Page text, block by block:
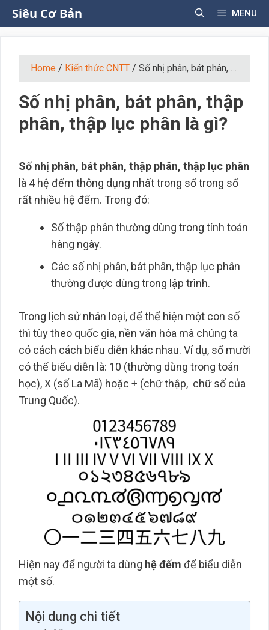
Skip
to
Siêu Cơ Bản MENU
Home / Kiến thức CNTT / Số nhị phân, bát phân, thập phân, thập lục phân là gì?
Số nhị phân, bát phân, thập
phân, thập lục phân là gì?
Số nhị phân, bát phân, thập phân, thập lục phân
là 4 hệ đếm thông dụng nhất trong số trong số
rất nhiều hệ đếm. Trong đó:
Số thập phân thường dùng trong tính toán
hàng ngày.
Các số nhị phân, bát phân, thập lục phân
thường được dùng trong lập trình.
Trong lịch sử nhân loại, để thể hiện một con số
thì tùy theo quốc gia, nền văn hóa mà chúng ta
có cách cách biểu diễn khác nhau. Ví dụ, số mười
có thể biểu diễn là: 10 (thường dùng trong toán
học), X (số La Mã) hoặc + (chữ thập, chữ số của
Trung Quốc).
Hiện nay để người ta dùng hệ đếm để biểu diễn
một số.
Nội dung chi tiết